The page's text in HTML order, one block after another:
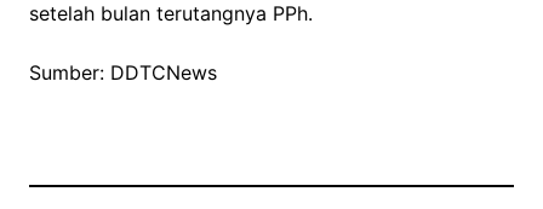
setelah bulan terutangnya PPh.
Sumber: DDTCNews